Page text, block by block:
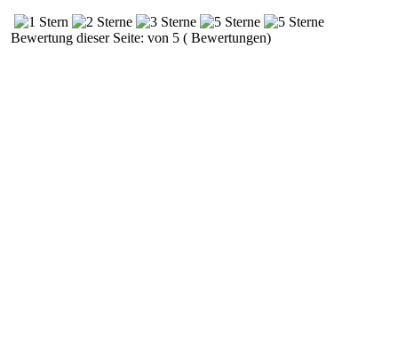
Bewertung dieser Seite: von 5 ( Bewertungen)